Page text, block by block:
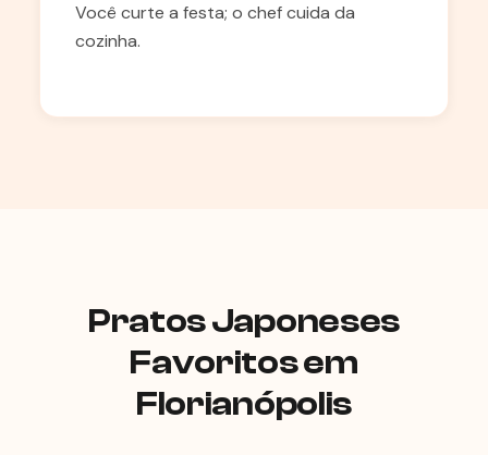
Você curte a festa; o chef cuida da
cozinha.
Pratos Japoneses
Favoritos em
Florianópolis